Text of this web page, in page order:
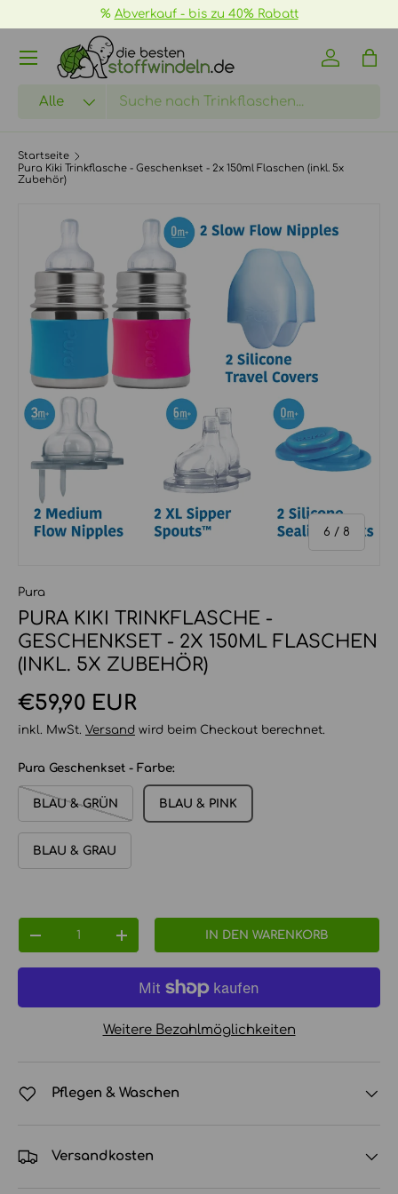
DIREKT ZUM INHALT
% Abverkauf - bis zu 40% Rabatt
Suchen
Alle
Einloggen
Startseite
Pura Kiki Trinkflasche - Geschenkset - 2x 150ml Flaschen (inkl. 5x
Zubehör)
ZU PRODUKTINFORMATIONEN SPRINGEN
6 / von
8
Pura
PURA KIKI TRINKFLASCHE -
GESCHENKSET - 2X 150ML FLASCHEN
(INKL. 5X ZUBEHÖR)
Normaler Preis
€59,90 EUR
inkl. MwSt. Versand wird beim Checkout berechnet.
Pura Geschenkset - Farbe:
BLAU & GRÜN BLAU & PINK
BLAU & GRAU
MENGE VERRINGERNMENGE ERHÖHENIN DEN WARENKORB
Weitere Bezahlmöglichkeiten
Pflegen & Waschen
Versandkosten